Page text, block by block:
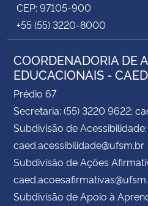
CEP: 97105-900
+55 (55) 3220-8000
COORDENADORIA DE
EDUCACIONAIS - CAED
Prédio 67
Secretaria: (55) 3220 9622;
Subdivisão de Acessibilidade:
caed.acessibilidade@ufsm.br
Subdivisão de Ações
Subdivisão de Apoio à